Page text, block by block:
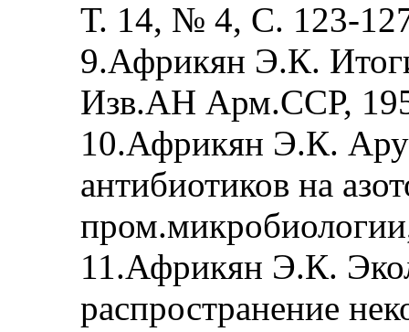
Т. 14, № 4, С. 123-
9.Африкян Э.К.
Изв.АН Арм.ССР,
10.Африкян Э.К.
антибиотиков на
11.Африкян Э.К.
распространение